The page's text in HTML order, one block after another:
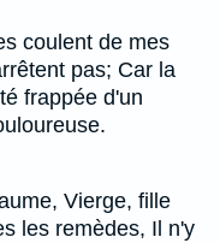
coulent de mes
pas; Car la
frappée d'un
Vierge, fille
les remèdes, Il n'y